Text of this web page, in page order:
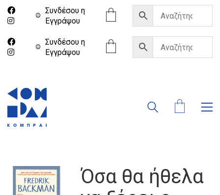
Συνδέσου η
Eγγράψου
Συνδέσου η
Eγγράψου
Όσα θα ήθελα